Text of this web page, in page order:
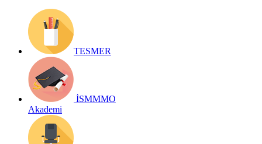
TESMER
İSMMMO
Akademi